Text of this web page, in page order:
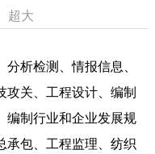
超大
析检测、情报信息、
攻关、工程设计、编制
编制行业和企业发展规
承包、工程监理、纺织